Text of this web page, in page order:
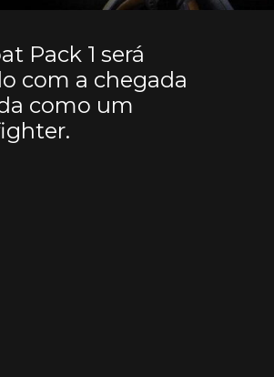
Pack 1 será
com a chegada
como um